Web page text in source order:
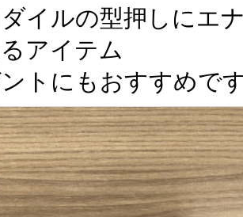
イルの型押しにエ
アイテム
トにもおすすめで